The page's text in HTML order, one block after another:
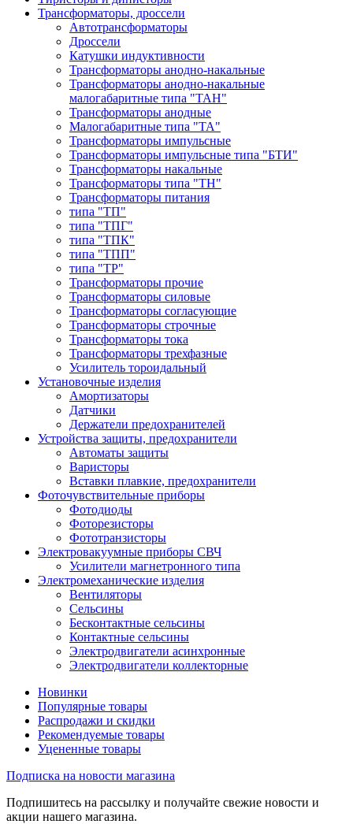
Трансформаторы, дроссели
Автотрансформаторы
Дроссели
Катушки индуктивности
Трансформаторы анодно-накальные
Трансформаторы анодно-накальные
малогабаритные типа "ТАН"
Трансформаторы анодные
Малогабаритные типа "ТА"
Трансформаторы импульсные
Трансформаторы импульсные типа "БТИ"
Трансформаторы накальные
Трансформаторы типа "ТН"
Трансформаторы питания
типа "ТП"
типа "ТПГ"
типа "ТПК"
типа "ТПП"
типа "ТР"
Трансформаторы прочие
Трансформаторы силовые
Трансформаторы согласующие
Трансформаторы строчные
Трансформаторы тока
Трансформаторы трехфазные
Усилитель тороидальный
Установочные изделия
Амортизаторы
Датчики
Держатели предохранителей
Устройства защиты, предохранители
Автоматы защиты
Варисторы
Вставки плавкие, предохранители
Фоточувствительные приборы
Фотодиоды
Фоторезисторы
Фототранзисторы
Электровакуумные приборы СВЧ
Усилители магнетронного типа
Электромеханические изделия
Вентиляторы
Сельсины
Бесконтактные сельсины
Контактные сельсины
Электродвигатели асинхронные
Электродвигатели коллекторные
Новинки
Популярные товары
Распродажи и скидки
Рекомендуемые товары
Уцененные товары
Подписка на новости магазина
Подпишитесь на рассылку и получайте свежие новости и
акции нашего магазина.